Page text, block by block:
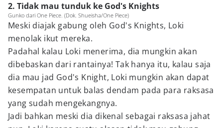
2. Tidak mau tunduk ke God's Knights
Gunko dari One Piece. (Dok. Shueisha/One Piece)
Meski diajak gabung oleh God's Knights, Loki
menolak ikut mereka.
Padahal kalau Loki menerima, dia mungkin akan
dibebaskan dari rantainya! Tak hanya itu, kalau saja
dia mau jad God's Knight, Loki mungkin akan dapat
kesempatan untuk balas dendam pada para raksasa
yang sudah mengekangnya.
Jadi bahkan meski dia dikenal sebagai raksasa jahat